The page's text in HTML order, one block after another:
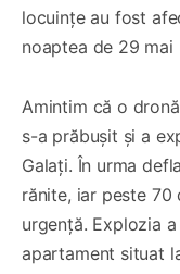
locuințe au fost
noaptea de 29 mai
Amintim că o
s-a prăbușit și a
Galați. În urma
rănite, iar peste
urgență. Explozia
apartament situat